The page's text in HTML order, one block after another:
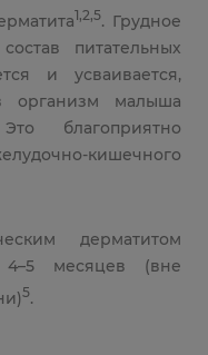
1,2,5. Грудное
питательных
и усваивается,
организм малыша
благоприятно
кишечного
дерматитом
4–5 месяцев (вне
5.